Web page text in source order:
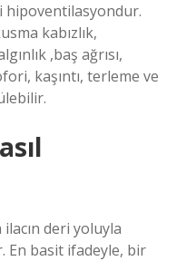
hipoventilasyondur.
kabızlık,
,baş ağrısı,
kaşıntı, terleme ve
deri yoluyla
En basit ifadeyle, bir